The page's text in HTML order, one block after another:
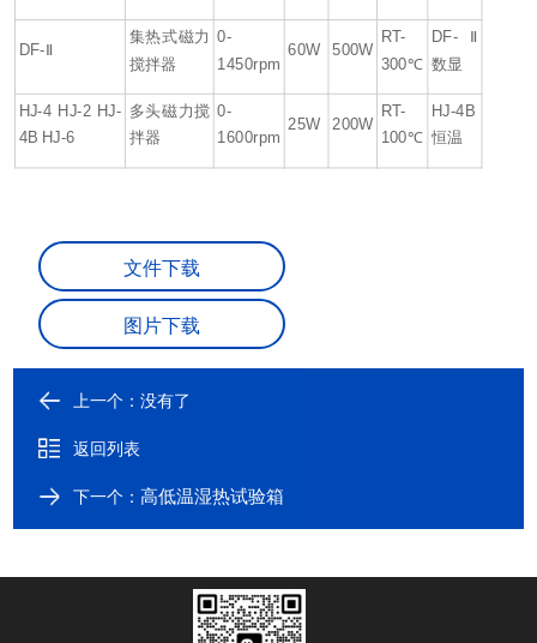
DF-Ⅱ
集热式磁力
搅拌器
0-
1450rpm
60W 500W
RT-
300℃
DF-Ⅱ
数显
HJ-4 HJ-2 HJ-
4B HJ-6
多头磁力搅
拌器
0-
1600rpm
25W 200W
RT-
100℃
HJ-4B
恒温
文件下载
图片下载
上一个：没有了
返回列表
下一个：高低温湿热试验箱